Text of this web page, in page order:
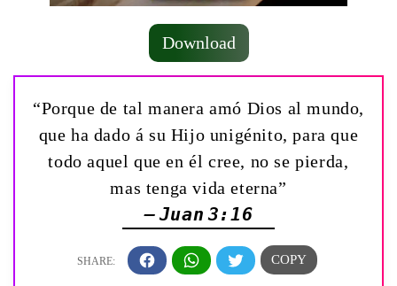
Download
“Porque de tal manera amó Dios al mundo,
que ha dado á su Hijo unigénito, para que
todo aquel que en él cree, no se pierda,
mas tenga vida eterna”
— Juan 3:16